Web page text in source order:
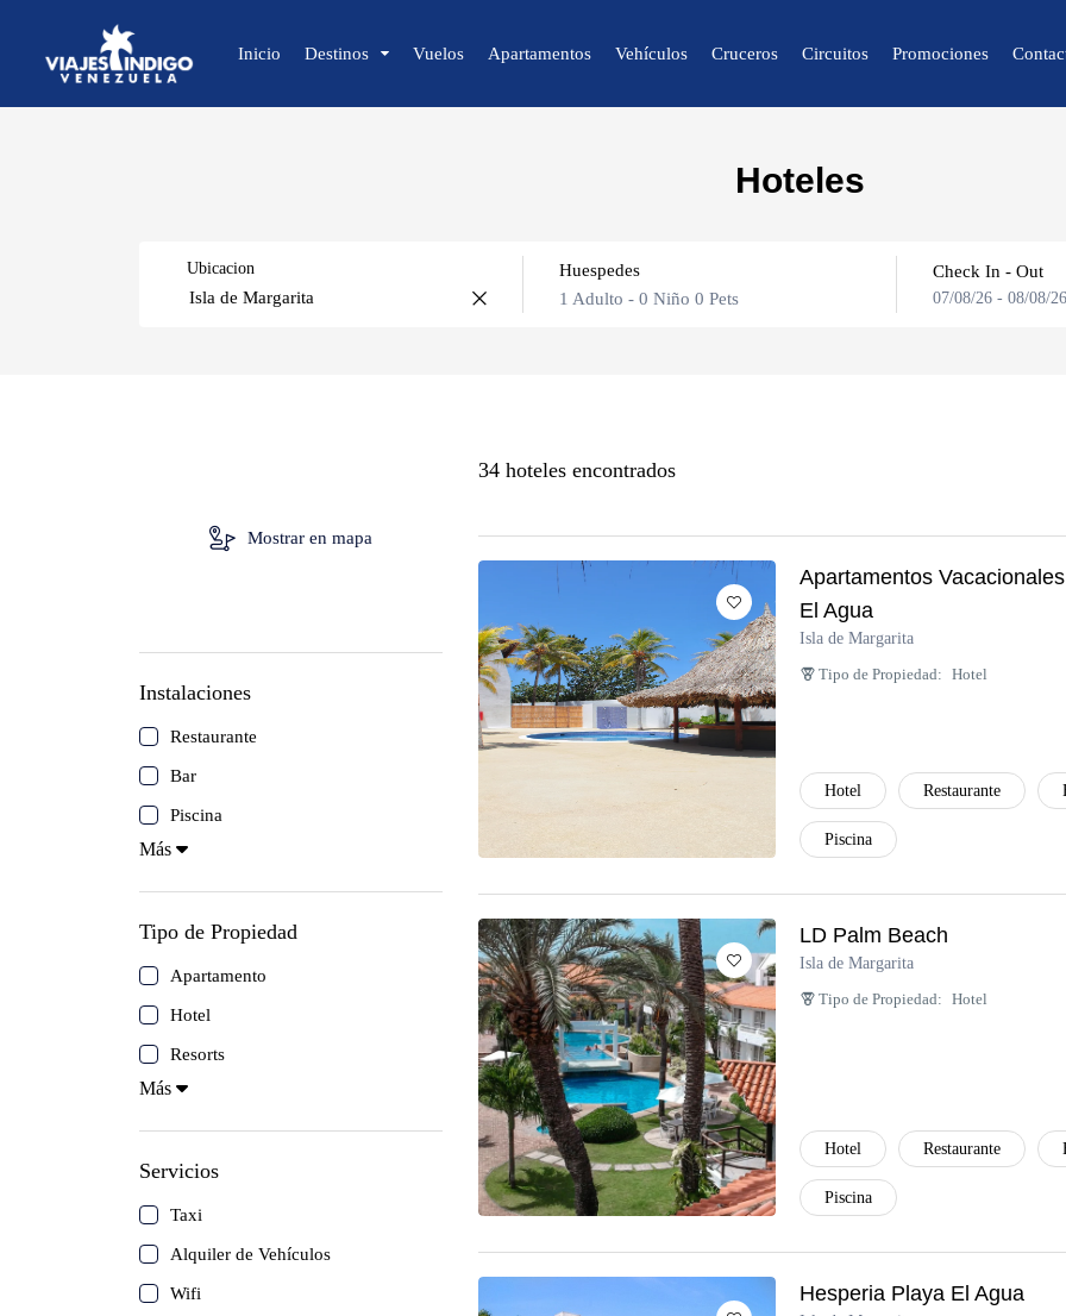
Inicio Destinos
🌴 Península de Paria
🌴 Mérida
🌴 Canaima
Vuelos Apartamentos Vehículos Cruceros Circuitos Promociones
Hoteles
Ubicacion
Isla de Coche
Circuitos
Colonia Tovar
Huespedes
1 Adulto -0 Niño 0 Pets
Check In - Out
07/08/26- 08/08/26
Mostrar en mapa
Instalaciones
Restaurante
Bar
Piscina
Más
Tipo de Propiedad
Apartamento
Hotel
Resorts
Más
Servicios
Taxi
Alquiler de Vehículos
Wifi
34 hoteles encontrados
Apartamentos
El Agua
Isla de Margarita
Tipo de Propiedad: Hotel
Hotel Restaurante
Piscina
LD Palm Beach
Isla de Margarita
Tipo de Propiedad: Hotel
Hotel Restaurante
Piscina
Hesperia Playa El Agua